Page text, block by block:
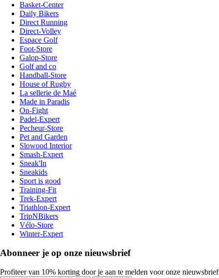
Basket-Center
Daily Bikers
Direct Running
Direct-Volley
Espace Golf
Foot-Store
Galop-Store
Golf and co
Handball-Store
House of Rugby
La sellerie de Maé
Made in Paradis
On-Fight
Padel-Expert
Pecheur-Store
Pet and Garden
Slowood Interior
Smash-Expert
Sneak'In
Sneakids
Sport is good
Training-Fit
Trek-Expert
Triathlon-Expert
TripNBikers
Vélo-Store
Winter-Expert
Abonneer je op onze nieuwsbrief
Profiteer van 10% korting door je aan te melden voor onze nieuwsbrief